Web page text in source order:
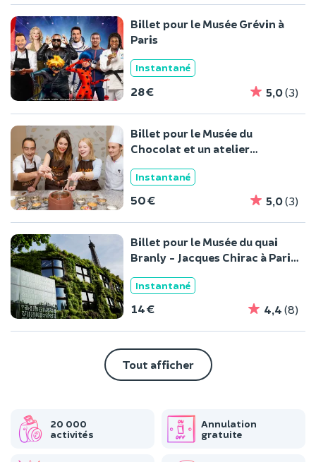
Billet pour le Musée Grévin à
Paris
Instantané
28 € 5,0(3)
Billet pour le Musée du
Chocolat et un atelier
Instantané
50 € 5,0(3)
Billet pour le Musée du quai
Branly - Jacques Chirac à Paris
Instantané
14 € 4,4 (8)
Tout afficher
20 000
activités
Annulation
gratuite